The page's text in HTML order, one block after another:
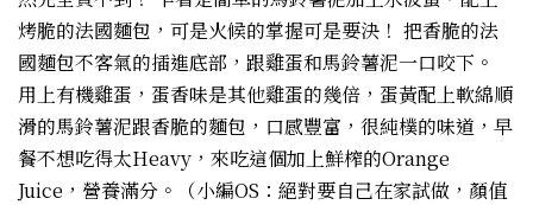
烤脆的法國麵包，可是火候的掌握可是要決！ 把香脆的法
國麵包不客氣的插進底部，跟雞蛋和馬鈴薯泥一口咬下。
用上有機雞蛋，蛋香味是其他雞蛋的幾倍，蛋黃配上軟綿順
滑的馬鈴薯泥跟香脆的麵包，口感豐富，很純樸的味道，早
餐不想吃得太Heavy，來吃這個加上鮮榨的Orange
Juice，營養滿分。（小編OS：絕對要自己在家試做，顏值